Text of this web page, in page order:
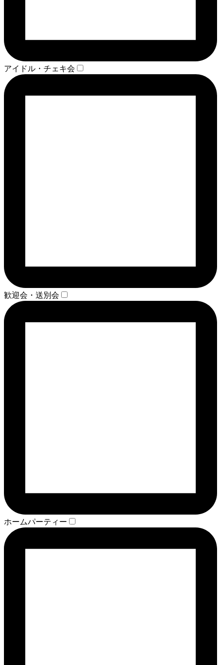
アイドル・チェキ会
歓迎会・送別会
ホームパーティー